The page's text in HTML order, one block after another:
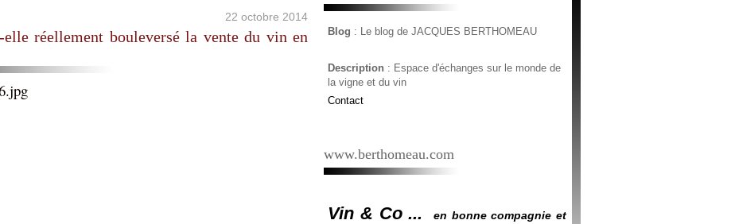
22 octobre 2014
réellement bouleversé la vente du vin en
Blog : Le blog de JACQUES BERTHOMEAU
Description : Espace d'échanges sur le monde de
la vigne et du vin
Contact
www.berthomeau.com
Vin & Co ...
en bonne compagnie et